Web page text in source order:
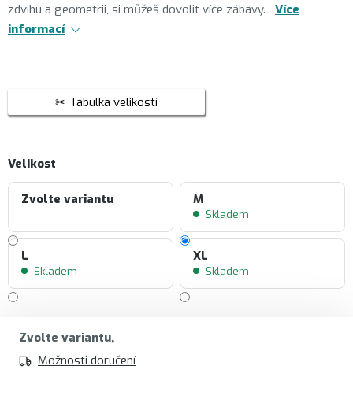
zdvihu a geometrii, si můžeš dovolit více zábavy.
Více
informací
Tabulka velikostí
Velikost
Zvolte variantu M
Skladem
L
Skladem
XL
Skladem
Zvolte variantu
Možnosti doručení